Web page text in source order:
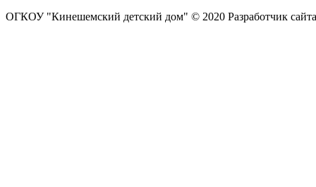
ОГКОУ "Кинешемский детский дом" © 2020 Разработчик